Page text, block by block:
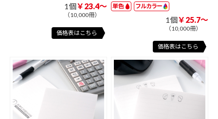
1個￥23.4～
（10,000冊）
価格表はこちら
単色 フルカラー
1個￥25.7～
（10,000冊）
価格表はこちら